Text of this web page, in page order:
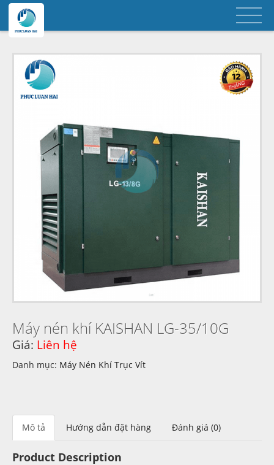
Máy nén khí KAISHAN LG-35/10G
Giá: Liên hệ
Danh mục: Máy Nén Khí Trục Vít
Mô tả Hướng dẫn đặt hàng Đánh giá (0)
Product Description